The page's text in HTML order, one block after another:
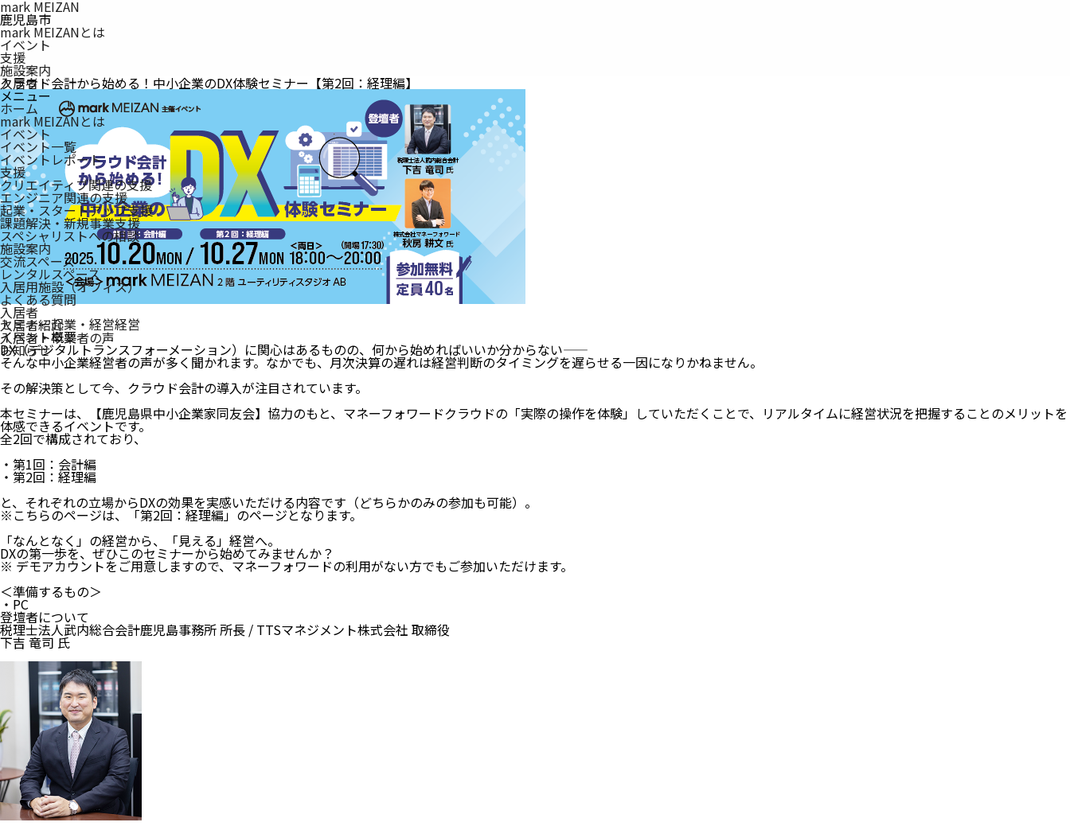
mark MEIZAN
鹿児島市
mark MEIZANとは
イベント
支援
施設案内
入居者
メニュー
ホーム
mark MEIZANとは
イベント
イベント一覧
イベントレポート
支援
クリエイティブ関連の支援
エンジニア関連の支援
起業・スタートアップ支援
課題解決・新規事業支援
スペシャリストへの相談
施設案内
交流スペース
レンタルスペース
入居用施設（オフィス）
よくある質問
入居者
入居者紹介
入居者・卒業者の声
お知らせ
クラウド会計から始める！中小企業のDX体験セミナー【第2回：経理編】
セミナー起業・経営経営
イベント概要
DX（デジタルトランスフォーメーション）に関心はあるものの、何から始めればいいか分からない——
そんな中小企業経営者の声が多く聞かれます。なかでも、月次決算の遅れは経営判断のタイミングを遅らせる一因になりかねません。
その解決策として今、クラウド会計の導入が注目されています。
本セミナーは、【鹿児島県中小企業家同友会】協力のもと、マネーフォワードクラウドの「実際の操作を体験」していただくことで、リアルタイムに経営状況を把握することのメリットを
体感できるイベントです。
全2回で構成されており、
・第1回：会計編
・第2回：経理編
と、それぞれの立場からDXの効果を実感いただける内容です（どちらかのみの参加も可能）。
※こちらのページは、「第2回：経理編」のページとなります。
「なんとなく」の経営から、「見える」経営へ。
DXの第一歩を、ぜひこのセミナーから始めてみませんか？
※ デモアカウントをご用意しますので、マネーフォワードの利用がない方でもご参加いただけます。
＜準備するもの＞
・PC
登壇者について
税理士法人武内総合会計鹿児島事務所 所長 / TTSマネジメント株式会社 取締役
下吉 竜司 氏